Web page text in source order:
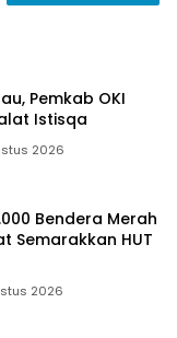
Pemkab OKI
Istisqa
2026
Bendera Merah
Semarakkan HUT
2026